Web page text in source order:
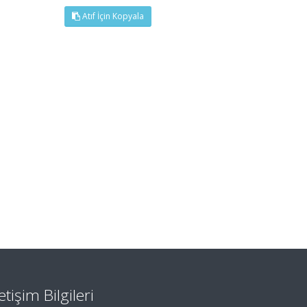
Atıf İçin Kopyala
Bilgileri